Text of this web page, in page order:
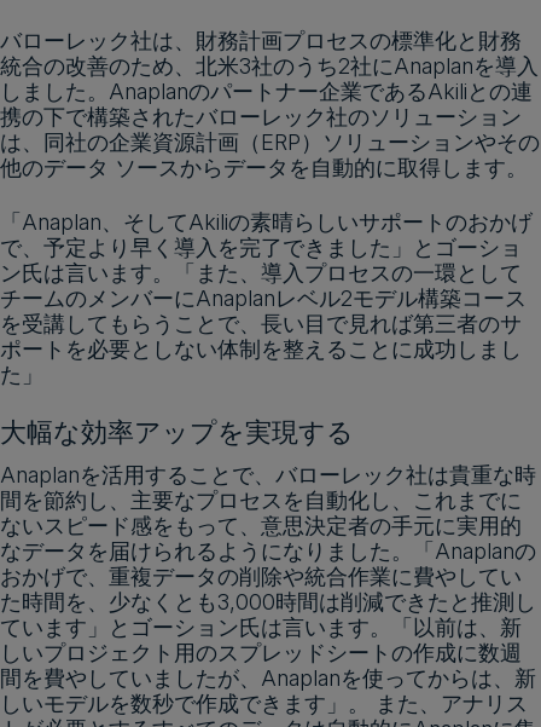
バローレック社は、財務計画プロセスの標準化と財務
統合の改善のため、北米3社のうち2社にAnaplanを導入
しました。Anaplanのパートナー企業であるAkiliとの連
携の下で構築されたバローレック社のソリューション
は、同社の企業資源計画（ERP）ソリューションやその
他のデータ ソースからデータを自動的に取得します。
「Anaplan、そしてAkiliの素晴らしいサポートのおかげ
で、予定より早く導入を完了できました」とゴーショ
ン氏は言います。「また、導入プロセスの一環として
チームのメンバーにAnaplanレベル2モデル構築コース
を受講してもらうことで、長い目で見れば第三者のサ
ポートを必要としない体制を整えることに成功しまし
た」
大幅な効率アップを実現する
Anaplanを活用することで、バローレック社は貴重な時
間を節約し、主要なプロセスを自動化し、これまでに
ないスピード感をもって、意思決定者の手元に実用的
なデータを届けられるようになりました。「Anaplanの
おかげで、重複データの削除や統合作業に費やしてい
た時間を、少なくとも3,000時間は削減できたと推測し
ています」とゴーション氏は言います。「以前は、新
しいプロジェクト用のスプレッドシートの作成に数週
間を費やしていましたが、Anaplanを使ってからは、新
しいモデルを数秒で作成できます」。 また、アナリス